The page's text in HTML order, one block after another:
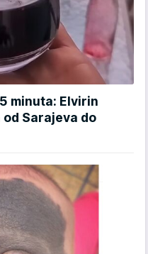
minuta: Elvirin
Sarajeva do